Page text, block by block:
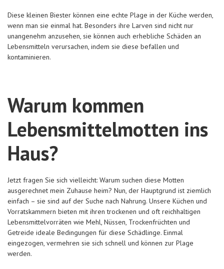
Diese kleinen Biester können eine echte Plage in der Küche werden,
wenn man sie einmal hat. Besonders ihre Larven sind nicht nur
unangenehm anzusehen, sie können auch erhebliche Schäden an
Lebensmitteln verursachen, indem sie diese befallen und
kontaminieren.
Warum kommen
Lebensmittelmotten ins
Haus?
Jetzt fragen Sie sich vielleicht: Warum suchen diese Motten
ausgerechnet mein Zuhause heim? Nun, der Hauptgrund ist ziemlich
einfach – sie sind auf der Suche nach Nahrung. Unsere Küchen und
Vorratskammern bieten mit ihren trockenen und oft reichhaltigen
Lebensmittelvorräten wie Mehl, Nüssen, Trockenfrüchten und
Getreide ideale Bedingungen für diese Schädlinge. Einmal
eingezogen, vermehren sie sich schnell und können zur Plage
werden.